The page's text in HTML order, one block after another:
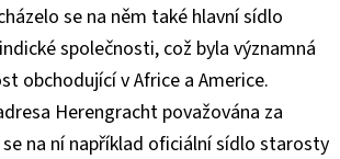
se na něm také hlavní sídlo
společnosti, což byla významná
obchodující v Africe a Americe.
Herengracht považována za
na ní například oficiální sídlo starosty